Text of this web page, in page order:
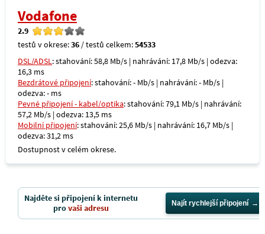
Vodafone
2.9
testů v okrese:36 / testů celkem:54533
DSL/ADSL: stahování: 58,8 Mb/s | nahrávání: 17,8 Mb/s | odezva:
16,3 ms
Bezdrátové připojení: stahování: - Mb/s | nahrávání: - Mb/s |
odezva: - ms
Pevné připojení - kabel/optika: stahování: 79,1 Mb/s | nahrávání:
57,2 Mb/s | odezva: 13,5 ms
Mobilní připojení: stahování: 25,6 Mb/s | nahrávání: 16,7 Mb/s |
odezva: 31,2 ms
Dostupnost v celém okrese.
Najděte si připojení k internetu
provaši adresu Najít rychlejší připojení